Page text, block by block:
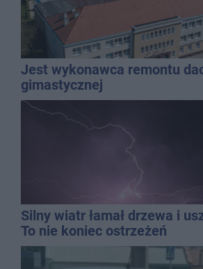
Jest wykonawca remontu
gimastycznej
Silny wiatr łamał drzewa i
To nie koniec ostrzeżeń